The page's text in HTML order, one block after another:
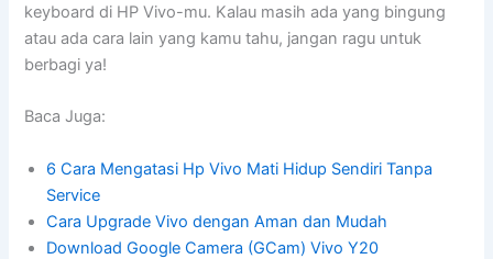
keyboard di HP Vivo-mu. Kalau masih ada yang bingung
atau ada cara lain yang kamu tahu, jangan ragu untuk
berbagi ya!
Baca Juga:
6 Cara Mengatasi Hp Vivo Mati Hidup Sendiri Tanpa
Service
Cara Upgrade Vivo dengan Aman dan Mudah
Download Google Camera (GCam) Vivo Y20